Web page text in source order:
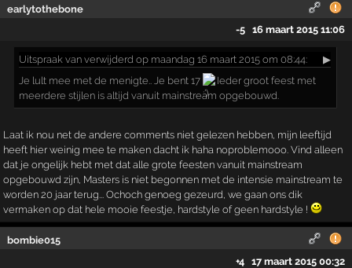
earlytothebone
-5
16 maart 2015 11:06
Uitspraak van verwijderd op maandag 16 maart 2015 om 08:44:
▶
Je lult mee met de menigte.. Je bent 17
Ieder groot feest met
meerdere stijlen is altijd vanuit mainstream opgebouwd.
Laat ik nou net de andere comments niet gelezen hebben, mijn leeftijd
heeft hier weinig mee te maken dacht ik haha noproblemooo. Vind alleen
dat je ongelijk hebt met dat alle grote feesten vanuit mainstream
opgebouwd zijn, Masters is niet begonnen met de intensie mainstream te
worden 20 jaar terug... Ochoch genoeg gezeurd, we gaan ons dik
vermaken op dat hele mooie feestje, hardstyle of geen hardstyle !
bombie015
+4
17 maart 2015 00:32